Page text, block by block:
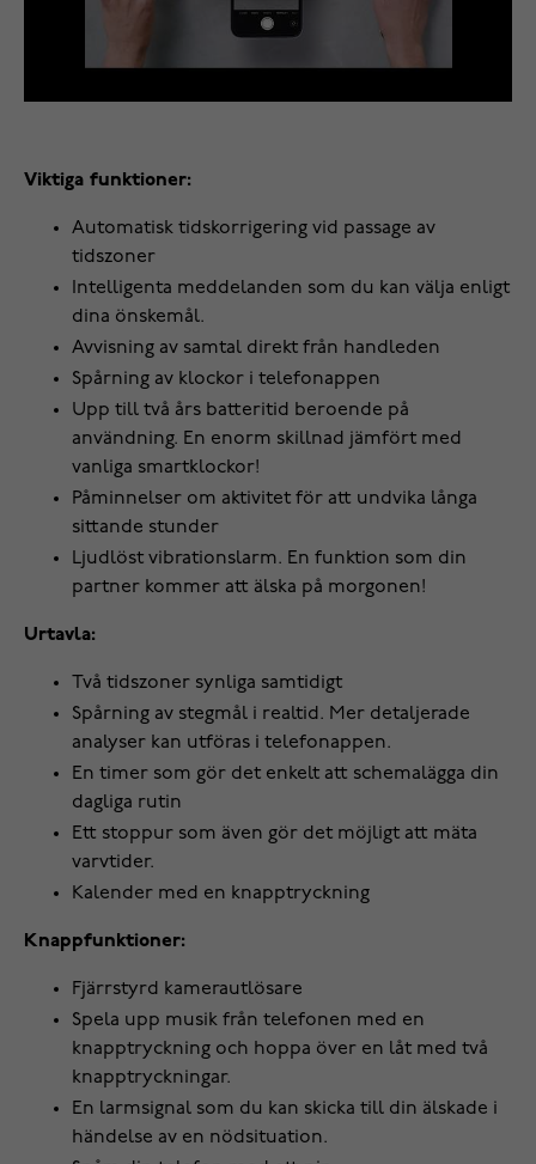
Viktiga funktioner:
Automatisk tidskorrigering vid passage av
tidszoner
Intelligenta meddelanden som du kan välja enligt
dina önskemål.
Avvisning av samtal direkt från handleden
Spårning av klockor i telefonappen
Upp till två års batteritid beroende på
användning. En enorm skillnad jämfört med
vanliga smartklockor!
Påminnelser om aktivitet för att undvika långa
sittande stunder
Ljudlöst vibrationslarm. En funktion som din
partner kommer att älska på morgonen!
Urtavla:
Två tidszoner synliga samtidigt
Spårning av stegmål i realtid. Mer detaljerade
analyser kan utföras i telefonappen.
En timer som gör det enkelt att schemalägga din
dagliga rutin
Ett stoppur som även gör det möjligt att mäta
varvtider.
Kalender med en knapptryckning
Knappfunktioner:
Fjärrstyrd kamerautlösare
Spela upp musik från telefonen med en
knapptryckning och hoppa över en låt med två
knapptryckningar.
En larmsignal som du kan skicka till din älskade i
händelse av en nödsituation.